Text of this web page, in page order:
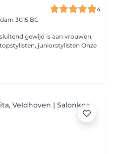
4
3015 BC
gewijd is aan vrouwen,
juniorstylisten Onze